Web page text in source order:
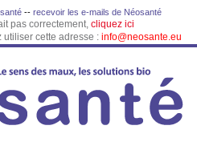
-- recevoir les e-mails de Néosanté
pas correctement, cliquez ici
cette adresse : info@neosante.eu